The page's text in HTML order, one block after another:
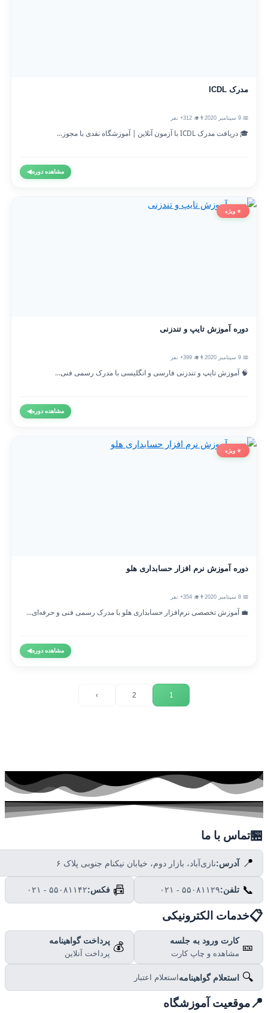
مدرک ICDL
👨‍🎓 312+ نفر
🎓 دریافت مدرک ICDL با آزمون آنلاین | آموزشگاه نقدی با مجوز...
مشاهده دوره◀
⭐ ویژه
دوره آموزش تایپ و تندزنی
👨‍🎓 399+ نفر
🧠 آموزش تایپ و تندزنی فارسی و انگلیسی با مدرک رسمی فنی...
مشاهده دوره◀
⭐ ویژه
دوره آموزش نرم افزار حسابداری هلو
👨‍🎓 354+ نفر
💼 آموزش تخصصی نرم‌افزار حسابداری هلو با مدرک رسمی فنی و حرفه‌ای...
مشاهده دوره◀
تماس با ما
📍 آدرس:نازی‌آباد، بازار دوم، خیابان نیکنام جنوبی پلاک ۶
📞 تلفن:۰۲۱ - ۵۵۰۸۱۱۲۹ 📠 فکس:۰۲۱ - ۵۵۰۸۱۱۴۲
خدمات الکترونیکی
🎫 کارت ورود به جلسه
مشاهده و چاپ کارت
💰 پرداخت گواهینامه
پرداخت آنلاین
🔍 استعلام گواهینامهاستعلام اعتبار
موقعیت آموزشگاه